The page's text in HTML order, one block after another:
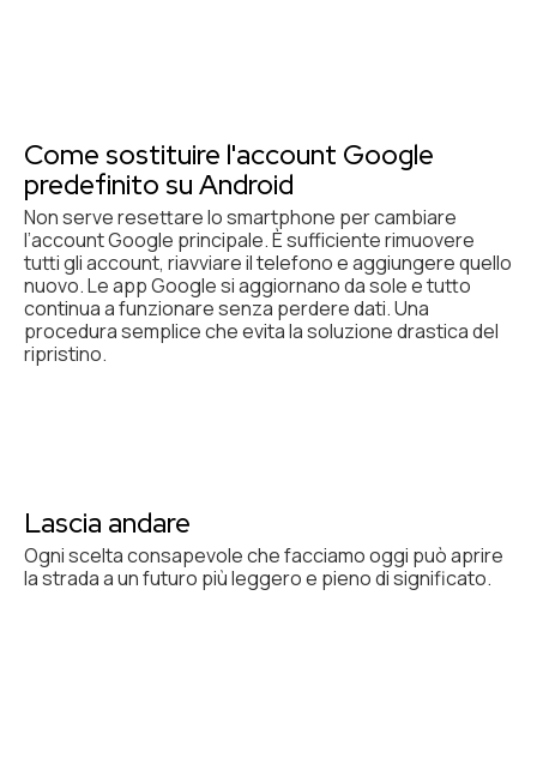
Come sostituire l'account Google
predefinito su Android
Non serve resettare lo smartphone per cambiare
l’account Google principale. È sufficiente rimuovere
tutti gli account, riavviare il telefono e aggiungere quello
nuovo. Le app Google si aggiornano da sole e tutto
continua a funzionare senza perdere dati. Una
procedura semplice che evita la soluzione drastica del
ripristino.
Lascia andare
Ogni scelta consapevole che facciamo oggi può aprire
la strada a un futuro più leggero e pieno di significato.